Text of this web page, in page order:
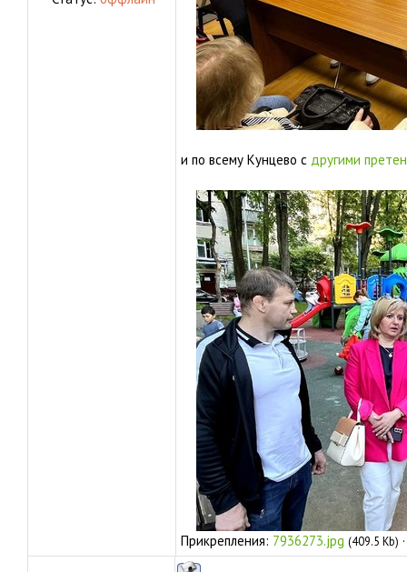
и по всему Кунцево с другими
Прикрепления: 7936273.jpg (409.5 Kb)